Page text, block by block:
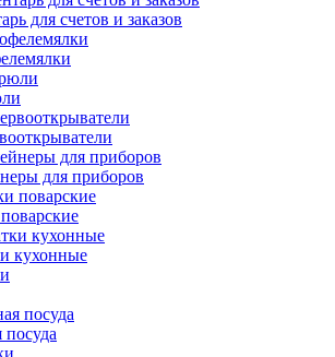
для счетов и заказов
для приборов
кухонные